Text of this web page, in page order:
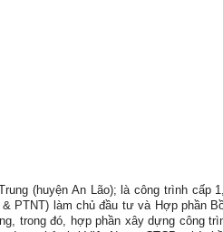
(huyện An Lão); là công trình cấp
PTNT) làm chủ đầu tư và Hợp phần
trong đó, hợp phần xây dựng công